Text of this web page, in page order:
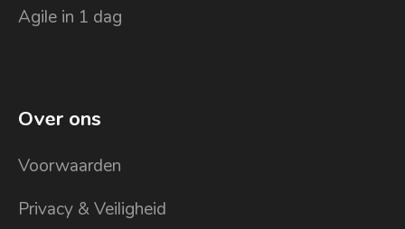
Agile in 1 dag
Over ons
Voorwaarden
Privacy & Veiligheid